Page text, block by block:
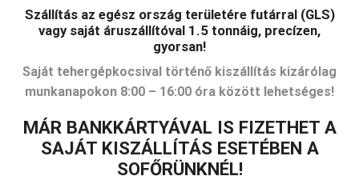
Szállítás az egész ország területére futárral (GLS)
vagy saját áruszállítóval 1.5 tonnáig, precízen,
gyorsan!
Saját tehergépkocsival történő kiszállítás kizárólag
munkanapokon 8:00 – 16:00 óra között lehetséges!
MÁR BANKKÁRTYÁVAL IS FIZETHET A
SAJÁT KISZÁLLÍTÁS ESETÉBEN A
SOFŐRÜNKNÉL!